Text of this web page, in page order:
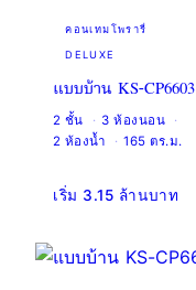
คอนเทมโพรารี่
DELUXE
แบบบ้าน KS-CP6603
2 ชั้น
3 ห้องนอน
2 ห้องน้ำ
165 ตร.ม.
เริ่ม 3.15 ล้านบาท